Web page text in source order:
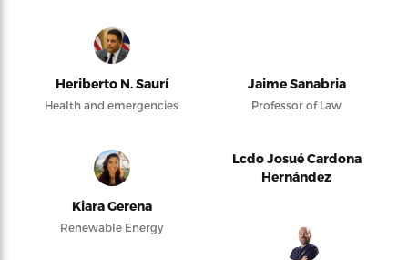
Heriberto N. Saurí
Health and emergencies
Jaime Sanabria
Professor of Law
Kiara Gerena
Renewable Energy
Lcdo Josué Cardona
Hernández